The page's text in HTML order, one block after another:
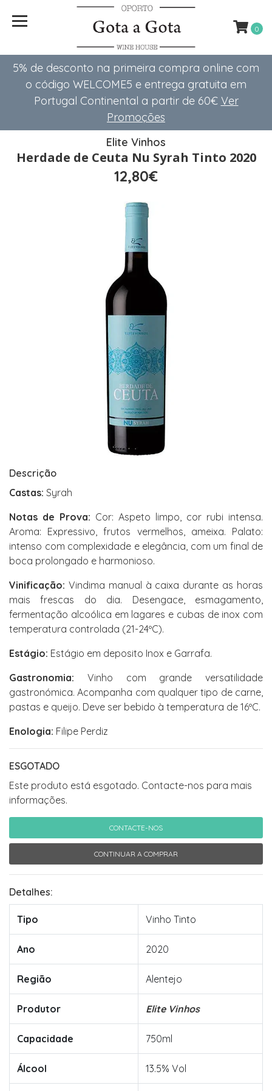
5% de desconto na primeira compra online com
o código WELCOME5 e entrega gratuita em
Portugal Continental a partir de 60€ Ver
Promoções
0
Elite Vinhos
Herdade de Ceuta Nu Syrah Tinto 2020
12,80€
Descrição
Castas: Syrah
Notas de Prova: Cor: Aspeto limpo, cor rubi intensa.
Aroma: Expressivo, frutos vermelhos, ameixa. Palato:
intenso com complexidade e elegância, com um final de
boca prolongado e harmonioso.
Vinificação: Vindima manual à caixa durante as horas
mais frescas do dia. Desengace, esmagamento,
fermentação alcoólica em lagares e cubas de inox com
temperatura controlada (21-24ºC).
Estágio: Estágio em deposito Inox e Garrafa.
Gastronomia: Vinho com grande versatilidade
gastronómica. Acompanha com qualquer tipo de carne,
pastas e queijo. Deve ser bebido à temperatura de 16ºC.
Enologia: Filipe Perdiz
ESGOTADO
Este produto está esgotado. Contacte-nos para mais
informações.
CONTACTE-NOS
CONTINUAR A COMPRAR
Detalhes:
Tipo Vinho Tinto
Ano 2020
Região Alentejo
Produtor Elite Vinhos
Capacidade 750ml
Álcool 13.5% Vol